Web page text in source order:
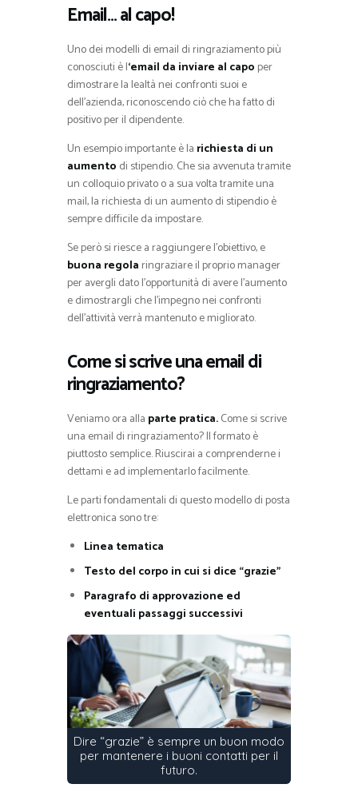
Email… al capo!
Uno dei modelli di email di ringraziamento più
conosciuti è l‘email da inviare al capo per
dimostrare la lealtà nei confronti suoi e
dell’azienda, riconoscendo ciò che ha fatto di
positivo per il dipendente.
Un esempio importante è la richiesta di un
aumento di stipendio. Che sia avvenuta tramite
un colloquio privato o a sua volta tramite una
mail, la richiesta di un aumento di stipendio è
sempre difficile da impostare.
Se però si riesce a raggiungere l’obiettivo, e
buona regola ringraziare il proprio manager
per avergli dato l’opportunità di avere l’aumento
e dimostrargli che l’impegno nei confronti
dell’attività verrà mantenuto e migliorato.
Come si scrive una email di
ringraziamento?
Veniamo ora alla parte pratica.Come si scrive
una email di ringraziamento? Il formato è
piuttosto semplice. Riuscirai a comprenderne i
dettami e ad implementarlo facilmente.
Le parti fondamentali di questo modello di posta
elettronica sono tre:
Linea tematica
Testo del corpo in cui si dice “grazie”
Paragrafo di approvazione ed
eventuali passaggi successivi
Dire “grazie” è sempre un buon modo
per mantenere i buoni contatti per il
futuro.